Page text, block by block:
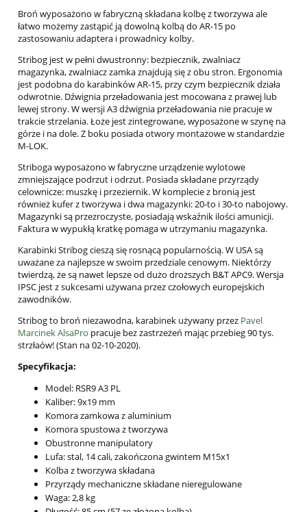
Broń wyposażono w fabryczną składana kolbę z tworzywa ale
łatwo możemy zastąpić ją dowolną kolbą do AR-15 po
zastosowaniu adaptera i prowadnicy kolby.
Stribog jest w pełni dwustronny: bezpiecznik, zwalniacz
magazynka, zwalniacz zamka znajdują się z obu stron. Ergonomia
jest podobna do karabinków AR-15, przy czym bezpiecznik działa
odwrotnie. Dźwignia przeładowania jest mocowana z prawej lub
lewej strony. W wersji A3 dźwignia przeładowania nie pracuje w
trakcie strzelania. Łoże jest zintegrowane, wyposażone w szynę na
górze i na dole. Z boku posiada otwory montażowe w standardzie
M-LOK.
Striboga wyposażono w fabryczne urządzenie wylotowe
zmniejszające podrzut i odrzut. Posiada składane przyrządy
celownicze: muszkę i przeziernik. W komplecie z bronią jest
również kufer z tworzywa i dwa magazynki: 20-to i 30-to nabojowy.
Magazynki są przezroczyste, posiadają wskaźnik ilości amunicji.
Faktura w wypukłą kratkę pomaga w utrzymaniu magazynka.
Karabinki Stribog cieszą się rosnącą popularnością. W USA są
uważane za najlepsze w swoim przedziale cenowym. Niektórzy
twierdzą, że są nawet lepsze od dużo droższych B&T APC9. Wersja
IPSC jest z sukcesami używana przez czołowych europejskich
zawodników.
Stribog to broń niezawodna, karabinek używany przez Pavel
Marcinek AlsaPro pracuje bez zastrzeżeń mając przebieg 90 tys.
strzłaów! (Stan na 02-10-2020).
Specyfikacja:
Model: RSR9 A3 PL
Kaliber: 9x19 mm
Komora zamkowa z aluminium
Komora spustowa z tworzywa
Obustronne manipulatory
Lufa: stal, 14 cali, zakończona gwintem M15x1
Kolba z tworzywa składana
Przyrządy mechaniczne składane nieregulowane
Waga: 2,8 kg